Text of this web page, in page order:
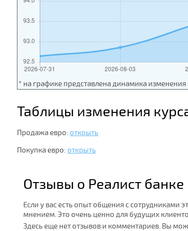
* на графике представлена динамика
Таблицы изменения
Продажа евро: открыть
Покупка евро: открыть
Отзывы о Реалист банке
Если у вас есть опыт общения с сотрудниками
мнением. Это очень ценно для будущих
Здесь еще нет отзывов и комментариев. Вы